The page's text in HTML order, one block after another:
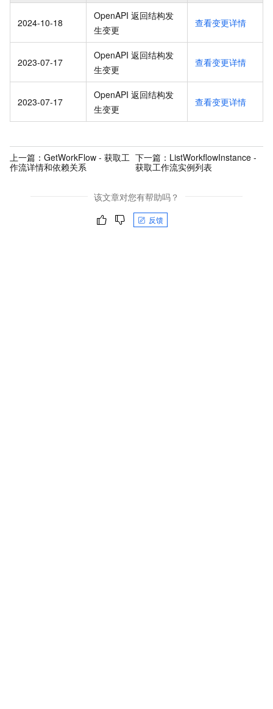
2024-10-18
OpenAPI 返回结构发
生变更
查看变更详情
2023-07-17
OpenAPI 返回结构发
生变更
查看变更详情
2023-07-17
OpenAPI 返回结构发
生变更
查看变更详情
上一篇： GetWorkFlow - 获取工
作流详情和依赖关系
下一篇： ListWorkflowInstance -
获取工作流实例列表
该文章对您有帮助吗？
反馈